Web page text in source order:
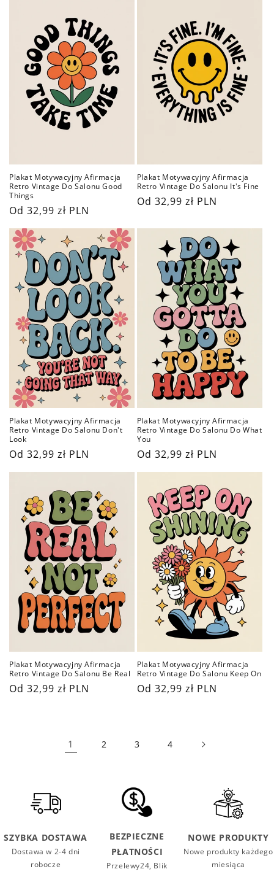
Plakat Motywacyjny Afirmacja
Retro Vintage Do Salonu Good
Things
Cena
regularna
Od 32,99 zł PLN
Plakat Motywacyjny Afirmacja
Retro Vintage Do Salonu It's Fine
Cena
Od 32,99 zł PLN
Plakat Motywacyjny Afirmacja
Retro Vintage Do Salonu Don't
Look
Cena
regularna
Od 32,99 zł PLN
Plakat Motywacyjny Afirmacja
Retro Vintage Do Salonu Do What
You
Cena
regularna
Od 32,99 zł PLN
Plakat Motywacyjny Afirmacja
Retro Vintage Do Salonu Be Real
Cena
Od 32,99 zł PLN
Plakat Motywacyjny Afirmacja
Retro Vintage Do Salonu Keep On
Cena
Od 32,99 zł PLN
1 2 3 4
SZYBKA DOSTAWA
Dostawa w 2-4 dni
robocze
BEZPIECZNE
PŁATNOŚCI
Przelewy24, Blik
NOWE PRODUKTY
Nowe produkty każdego
miesiąca